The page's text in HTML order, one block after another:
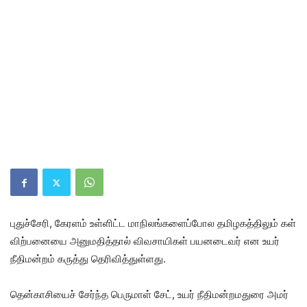
புதுச்​சேரி, கேரளம் உள்​ளிட்ட மாநிலங்​களைப்போல தமிழகத்​திலும் கள்
விற்​பனையை அனு​ம​தித்​தால் விவ​சா​யிகள் பயனடைவர் என உயர்
நீதி​மன்​றம் கருத்து தெரி​வித்​துள்​ளது.
தென்​காசியைச் சேர்ந்த பெரு​மாள் சேட், உயர் நீதி​மன்றமதுரை அமர்​